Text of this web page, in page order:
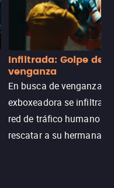
Infiltrada: Golpe de
venganza
En busca de venganza,
exboxeadora se infiltra
red de tráfico humano
rescatar a su hermana